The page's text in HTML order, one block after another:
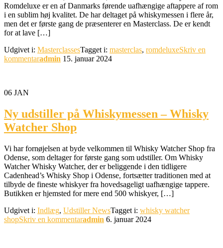
Romdeluxe er en af Danmarks førende uafhængige aftappere af rom
i en sublim høj kvalitet. De har deltaget på whiskymessen i flere år,
men det er første gang de præsenterer en Masterclass. De er kendt
for at lave […]
Udgivet i: MasterclassesTagget i: masterclas, romdeluxeSkriv en
kommentaradmin 15. januar 2024
06 JAN
Ny udstiller på Whiskymessen – Whisky
Watcher Shop
Vi har fornøjelsen at byde velkommen til Whisky Watcher Shop fra
Odense, som deltager for første gang som udstiller. Om Whisky
Watcher Whisky Watcher, der er beliggende i den tidligere
Cadenhead’s Whisky Shop i Odense, fortsætter traditionen med at
tilbyde de fineste whiskyer fra hovedsageligt uafhængige tappere.
Butikken er hjemsted for mere end 500 whiskyer, […]
Udgivet i: Indlæg, Udstiller NewsTagget i: whisky watcher
shopSkriv en kommentaradmin 6. januar 2024